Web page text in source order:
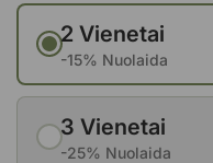
2 Vienetai
-15% Nuolaida
3 Vienetai
-25% Nuolaida